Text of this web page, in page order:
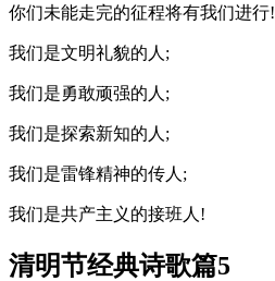
你们未能走完的征程将有我们进行!
我们是文明礼貌的人;
我们是勇敢顽强的人;
我们是探索新知的人;
我们是雷锋精神的传人;
我们是共产主义的接班人!
清明节经典诗歌篇5